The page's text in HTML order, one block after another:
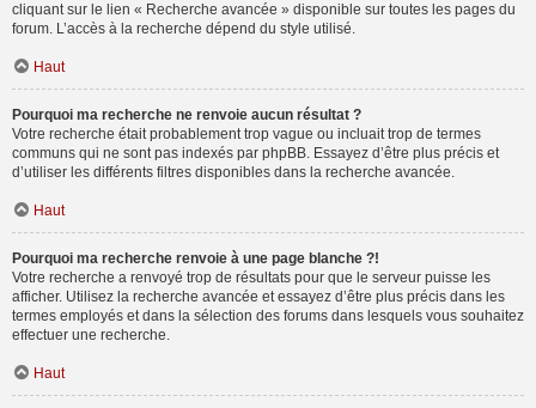
cliquant sur le lien « Recherche avancée » disponible sur toutes les pages du
forum. L’accès à la recherche dépend du style utilisé.
Haut
Pourquoi ma recherche ne renvoie aucun résultat ?
Votre recherche était probablement trop vague ou incluait trop de termes
communs qui ne sont pas indexés par phpBB. Essayez d’être plus précis et
d’utiliser les différents filtres disponibles dans la recherche avancée.
Haut
Pourquoi ma recherche renvoie à une page blanche ?!
Votre recherche a renvoyé trop de résultats pour que le serveur puisse les
afficher. Utilisez la recherche avancée et essayez d’être plus précis dans les
termes employés et dans la sélection des forums dans lesquels vous souhaitez
effectuer une recherche.
Haut